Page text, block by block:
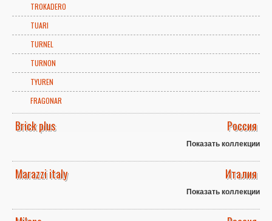
TROKADERO
TUARI
TURNEL
TURNON
TYUREN
FRAGONAR
Brick plus Россия
Показать коллекции
Marazzi italy Италия
Показать коллекции